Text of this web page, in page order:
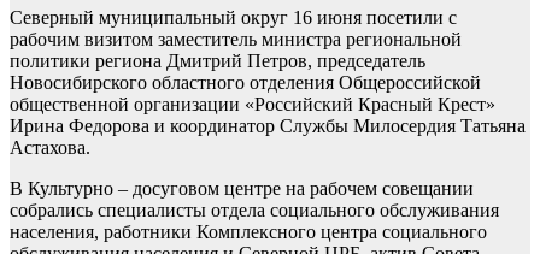
Северный муниципальный округ 16 июня посетили с
рабочим визитом заместитель министра региональной
политики региона Дмитрий Петров, председатель
Новосибирского областного отделения Общероссийской
общественной организации «Российский Красный Крест»
Ирина Федорова и координатор Службы Милосердия Татьяна
Астахова.
В Культурно – досуговом центре на рабочем совещании
собрались специалисты отдела социального обслуживания
населения, работники Комплексного центра социального